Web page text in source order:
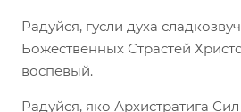
Радуйся, гусли духа
Божественных Страстей
воспевый.
Радуйся, яко Архистратига